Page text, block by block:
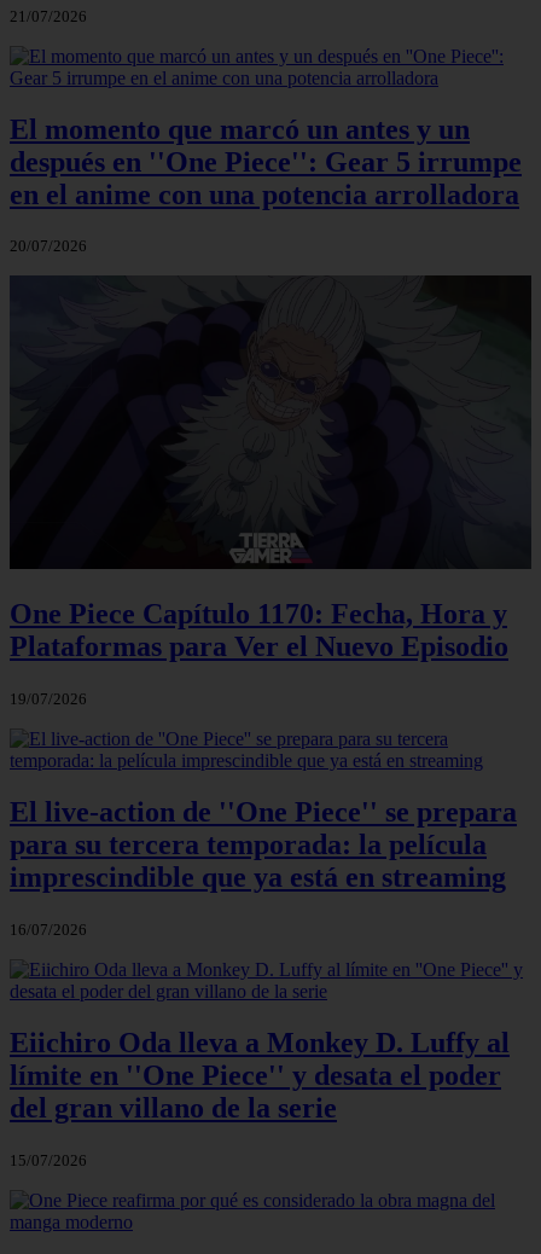
21/07/2026
El momento que marcó un antes y un
después en ''One Piece'': Gear 5 irrumpe
en el anime con una potencia arrolladora
20/07/2026
One Piece Capítulo 1170: Fecha, Hora y
Plataformas para Ver el Nuevo Episodio
19/07/2026
El live-action de ''One Piece'' se prepara
para su tercera temporada: la película
imprescindible que ya está en streaming
16/07/2026
Eiichiro Oda lleva a Monkey D. Luffy al
límite en ''One Piece'' y desata el poder
del gran villano de la serie
15/07/2026